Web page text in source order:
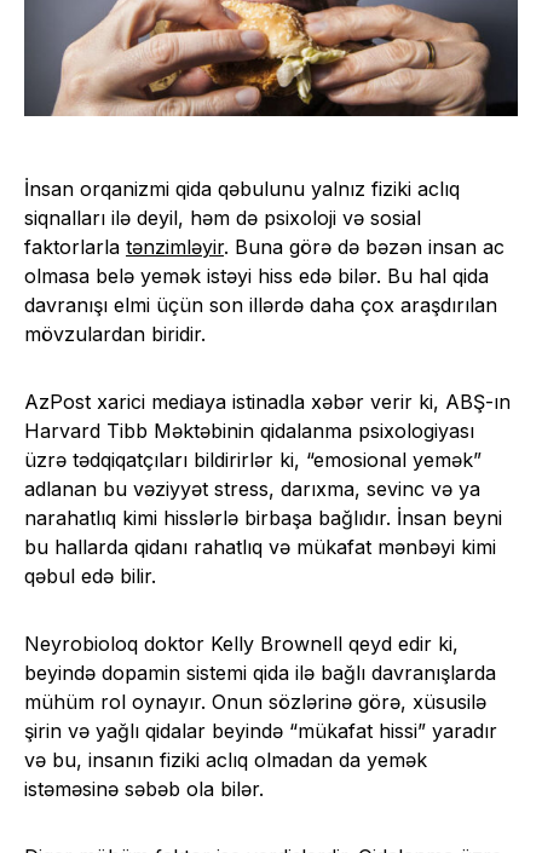
İnsan orqanizmi qida qəbulunu yalnız fiziki aclıq
siqnalları ilə deyil, həm də psixoloji və sosial
faktorlarla tənzimləyir. Buna görə də bəzən insan ac
olmasa belə yemək istəyi hiss edə bilər. Bu hal qida
davranışı elmi üçün son illərdə daha çox araşdırılan
mövzulardan biridir.
AzPost xarici mediaya istinadla xəbər verir ki, ABŞ-ın
Harvard Tibb Məktəbinin qidalanma psixologiyası
üzrə tədqiqatçıları bildirirlər ki, “emosional yemək”
adlanan bu vəziyyət stress, darıxma, sevinc və ya
narahatlıq kimi hisslərlə birbaşa bağlıdır. İnsan beyni
bu hallarda qidanı rahatlıq və mükafat mənbəyi kimi
qəbul edə bilir.
Neyrobioloq doktor Kelly Brownell qeyd edir ki,
beyində dopamin sistemi qida ilə bağlı davranışlarda
mühüm rol oynayır. Onun sözlərinə görə, xüsusilə
şirin və yağlı qidalar beyində “mükafat hissi” yaradır
və bu, insanın fiziki aclıq olmadan da yemək
istəməsinə səbəb ola bilər.